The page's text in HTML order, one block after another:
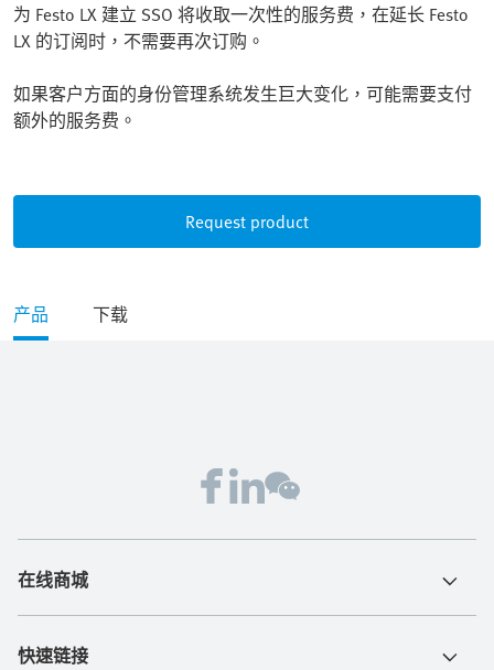
为 Festo LX 建立 SSO 将收取一次性的服务费，在延长 Festo
LX 的订阅时，不需要再次订购。
如果客户方面的身份管理系统发生巨大变化，可能需要支付
额外的服务费。
Request product
产品 下载
在线商城
快速链接